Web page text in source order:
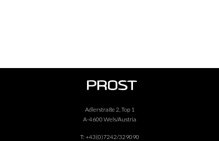
Adlerstraße 2, Top 1
A-4600 Wels/Austria
T: +43(0)7242/329090